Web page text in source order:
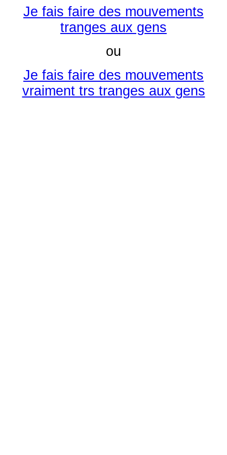
Je fais faire des mouvements
tranges aux gens
ou
Je fais faire des mouvements
vraiment trs tranges aux gens